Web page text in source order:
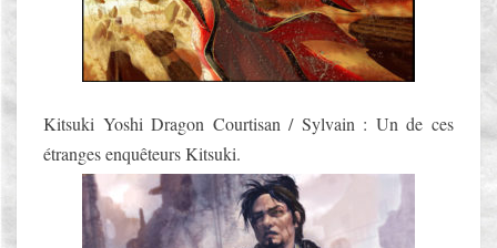
Kitsuki Yoshi Dragon Courtisan / Sylvain : Un de ces
étranges enquêteurs Kitsuki.